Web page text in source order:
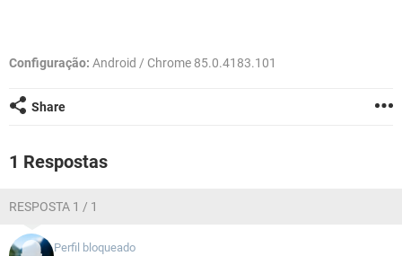
Configuração: Android / Chrome 85.0.4183.101
Share
1 Respostas
RESPOSTA 1 / 1
Perfil bloqueado